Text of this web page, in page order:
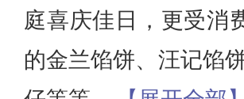
庭喜庆佳日，更受消
的金兰馅饼、汪记馅